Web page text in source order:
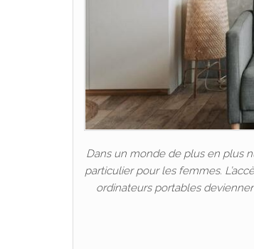
Dans un monde de plus en plus
particulier pour les femmes.
ordinateurs portables